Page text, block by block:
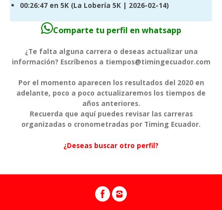
00:26:47 en 5K (La Lobería 5K | 2026-02-14)
Comparte tu perfil en whatsapp
¿Te falta alguna carrera o deseas actualizar una
información? Escríbenos a tiempos@timingecuador.com
Por el momento aparecen los resultados del 2020 en
adelante, poco a poco actualizaremos los tiempos de
años anteriores.
Recuerda que aquí puedes revisar las carreras
organizadas o cronometradas por Timing Ecuador.
¿Deseas buscar otro perfil?